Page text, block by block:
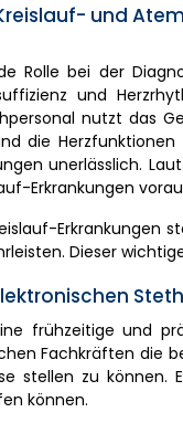
und
Rolle bei der
und
nutzt das
die
unerlässlich.
Erkrankungen
Erkrankungen
Dieser
frühzeitige und
Fachkräften die
stellen zu können.
können.